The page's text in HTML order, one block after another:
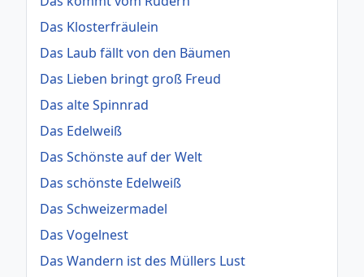
Das Klosterfräulein
Das Laub fällt von den Bäumen
Das Lieben bringt groß Freud
Das alte Spinnrad
Das Edelweiß
Das Schönste auf der Welt
Das schönste Edelweiß
Das Schweizermadel
Das Vogelnest
Das Wandern ist des Müllers Lust